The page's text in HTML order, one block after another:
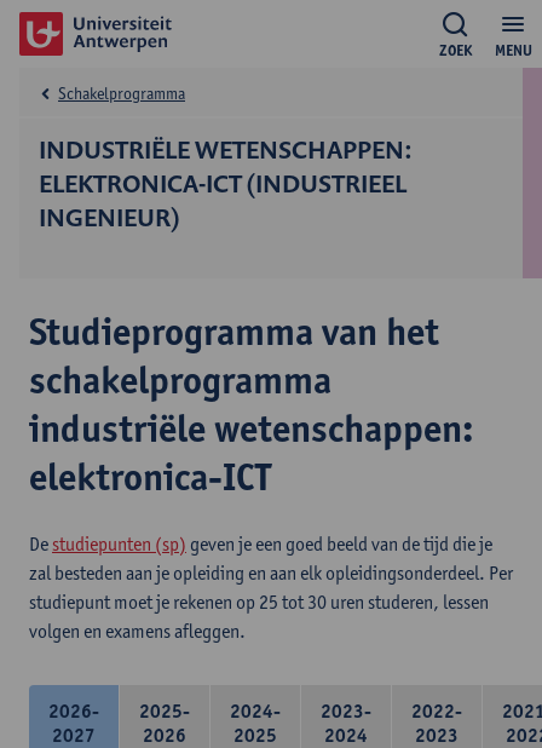
MENU
ZOEK
INDUSTRIËLE WETENSCHAPPEN:
ELEKTRONICA-ICT (INDUSTRIEEL
INGENIEUR)
Schakelprogramma
Studieprogramma van het
schakelprogramma
industriële wetenschappen:
elektronica-ICT
De studiepunten (sp) geven je een goed beeld van de tijd die je
zal besteden aan je opleiding en aan elk opleidingsonderdeel. Per
studiepunt moet je rekenen op 25 tot 30 uren studeren, lessen
volgen en examens afleggen.
2026-
2027
2025-
2026
2024-
2025
2023-
2024
2022-
2023